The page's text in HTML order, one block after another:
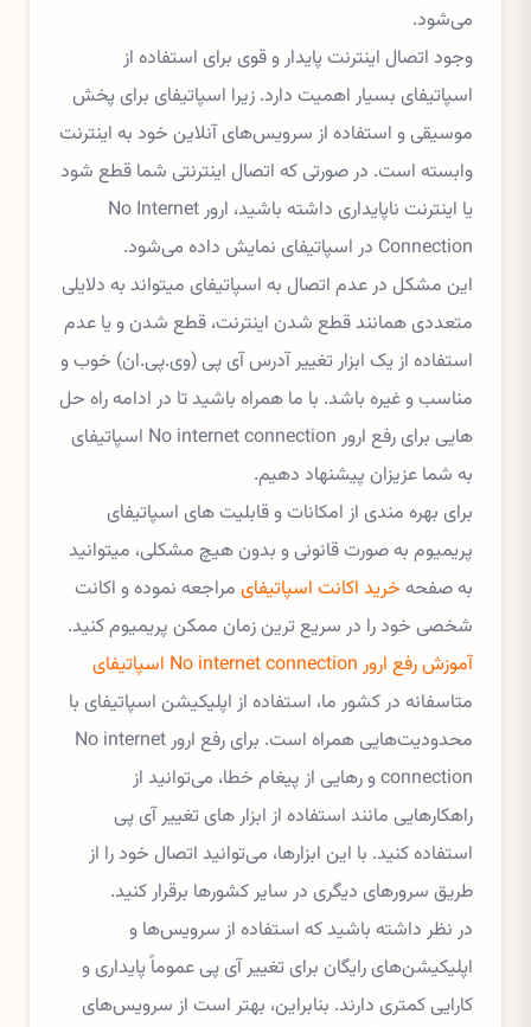
می‌شود.
وجود اتصال اینترنت پایدار و قوی برای استفاده از
اسپاتیفای بسیار اهمیت دارد. زیرا اسپاتیفای برای پخش
موسیقی و استفاده از سرویس‌های آنلاین خود به اینترنت
وابسته است. در صورتی که اتصال اینترنتی شما قطع شود
یا اینترنت ناپایداری داشته باشید، ارور No Internet
Connection در اسپاتیفای نمایش داده می‌شود.
این مشکل در عدم اتصال به اسپاتیفای میتواند به دلایلی
متعددی همانند قطع شدن اینترنت، قطع شدن و یا عدم
استفاده از یک ابزار تغییر آدرس آی پی (وی.پی.ان) خوب و
مناسب و غیره باشد. با ما همراه باشید تا در ادامه راه حل
هایی برای رفع ارور No internet connection اسپاتیفای
به شما عزیزان پیشنهاد دهیم.
برای بهره مندی از امکانات و قابلیت های اسپاتیفای
پریمیوم به صورت قانونی و بدون هیچ مشکلی، میتوانید
به صفحه خرید اکانت اسپاتیفای مراجعه نموده و اکانت
شخصی خود را در سریع ترین زمان ممکن پریمیوم کنید.
آموزش رفع ارور No internet connection اسپاتیفای
متاسفانه در کشور ما، استفاده از اپلیکیشن اسپاتیفای با
محدودیت‌هایی همراه است. برای رفع ارور No internet
connection و رهایی از پیغام خطا، می‌توانید از
راهکارهایی مانند استفاده از ابزار های تغییر آی پی
استفاده کنید. با این ابزارها، می‌توانید اتصال خود را از
طریق سرورهای دیگری در سایر کشورها برقرار کنید.
در نظر داشته باشید که استفاده از سرویس‌ها و
اپلیکیشن‌های رایگان برای تغییر آی پی عموماً پایداری و
کارایی کمتری دارند. بنابراین، بهتر است از سرویس‌های